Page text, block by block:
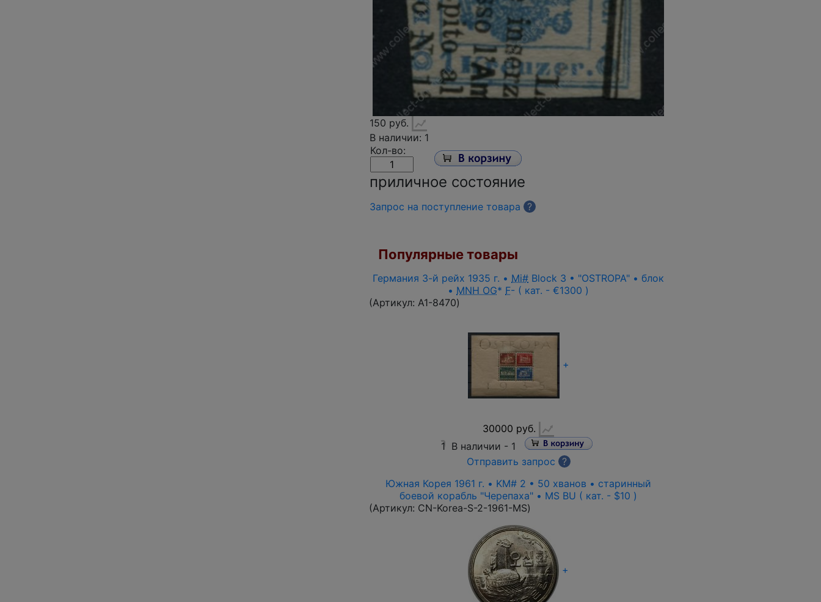
150 руб.
В наличии: 1
Кол-во:
приличное состояние
Запрос на поступление товара ?
Популярные товары
Германия 3-й рейх 1935 г. • Mi# Block 3 • "OSTROPA" • блок
• MNH OG* F- ( кат. - €1300 )
(Артикул: A1-8470)
+
30000 руб.
1 В наличии - 1
Отправить запрос
?
Южная Корея 1961 г. • KM# 2 • 50 хванов • старинный
боевой корабль "Черепаха" • MS BU ( кат. - $10 )
(Артикул: CN-Korea-S-2-1961-MS)
+